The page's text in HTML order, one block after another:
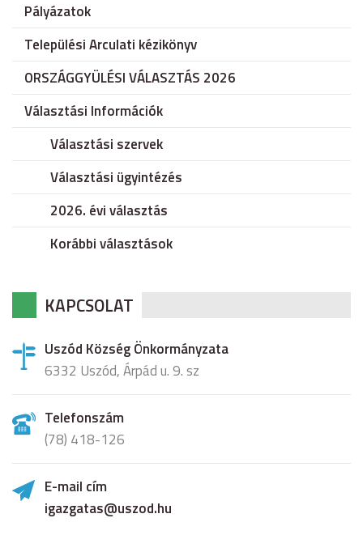
Pályázatok
Települési Arculati kézikönyv
ORSZÁGGYÜLÉSI VÁLASZTÁS 2026
Választási Információk
Választási szervek
Választási ügyintézés
2026. évi választás
Korábbi választások
KAPCSOLAT
Uszód Község Önkormányzata
6332 Uszód, Árpád u. 9. sz
Telefonszám
(78) 418-126
E-mail cím
igazgatas@uszod.hu